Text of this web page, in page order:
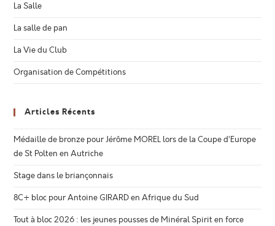
La Salle
La salle de pan
La Vie du Club
Organisation de Compétitions
Articles Récents
Médaille de bronze pour Jérôme MOREL lors de la Coupe d’Europe
de St Polten en Autriche
Stage dans le briançonnais
8C+ bloc pour Antoine GIRARD en Afrique du Sud
Tout à bloc 2026 : les jeunes pousses de Minéral Spirit en force